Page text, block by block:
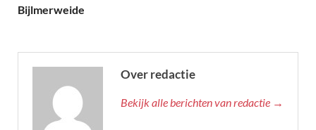
Bijlmerweide
Over redactie
Bekijk alle berichten van redactie →